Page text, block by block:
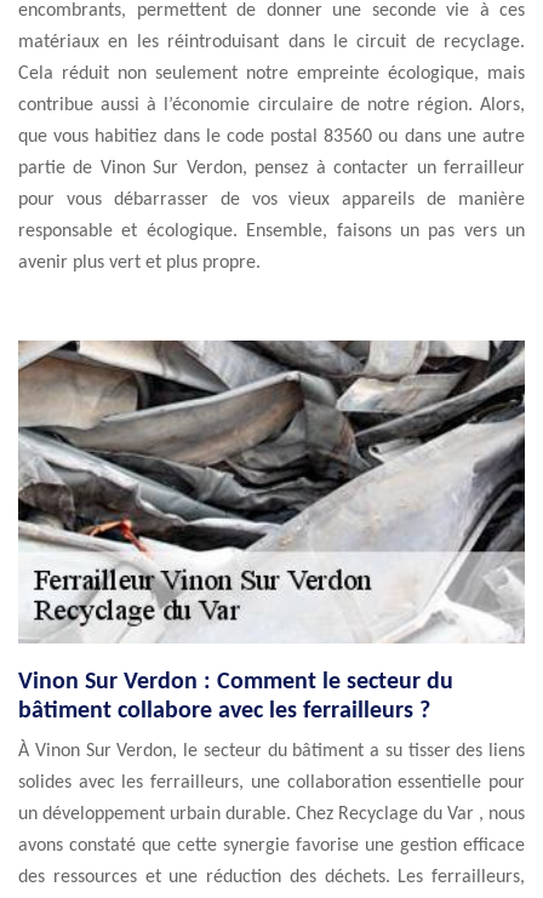
encombrants, permettent de donner une seconde vie à ces
matériaux en les réintroduisant dans le circuit de recyclage.
Cela réduit non seulement notre empreinte écologique, mais
contribue aussi à l’économie circulaire de notre région. Alors,
que vous habitiez dans le code postal 83560 ou dans une autre
partie de Vinon Sur Verdon, pensez à contacter un ferrailleur
pour vous débarrasser de vos vieux appareils de manière
responsable et écologique. Ensemble, faisons un pas vers un
avenir plus vert et plus propre.
Vinon Sur Verdon : Comment le secteur du
bâtiment collabore avec les ferrailleurs ?
À Vinon Sur Verdon, le secteur du bâtiment a su tisser des liens
solides avec les ferrailleurs, une collaboration essentielle pour
un développement urbain durable. Chez Recyclage du Var , nous
avons constaté que cette synergie favorise une gestion efficace
des ressources et une réduction des déchets. Les ferrailleurs,